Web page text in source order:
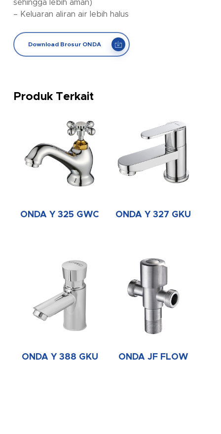
sehingga lebih aman)
– Keluaran aliran air lebih halus
Download Brosur ONDA
Produk Terkait
ONDA Y 325 GWC ONDA Y 327 GKU
ONDA Y 388 GKU ONDA JF FLOW